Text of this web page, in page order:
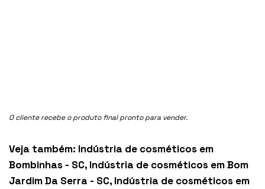
O cliente recebe o produto final pronto para vender.
Veja também: Indústria de cosméticos em
Bombinhas - SC, Indústria de cosméticos em Bom
Jardim Da Serra - SC, Indústria de cosméticos em